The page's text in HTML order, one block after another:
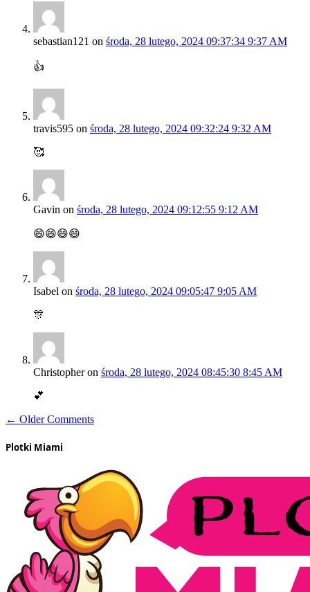
sebastian121 on środa, 28 lutego, 2024 09:37:34 9:37 AM
👍
travis595 on środa, 28 lutego, 2024 09:32:24 9:32 AM
🥰
Gavin on środa, 28 lutego, 2024 09:12:55 9:12 AM
😄😄😄😄
Isabel on środa, 28 lutego, 2024 09:05:47 9:05 AM
🎊
Christopheron środa, 28 lutego, 2024 08:45:30 8:45 AM
💕
← Older Comments
Plotki Miami